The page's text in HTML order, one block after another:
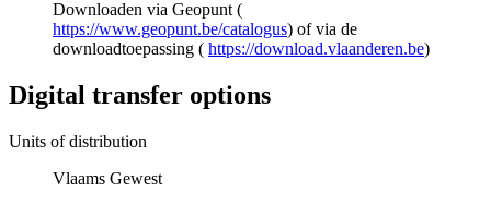
Downloaden via Geopunt (
https://www.geopunt.be/catalogus) of via de
downloadtoepassing ( https://download.vlaanderen.be)
Digital transfer options
Units of distribution
Vlaams Gewest